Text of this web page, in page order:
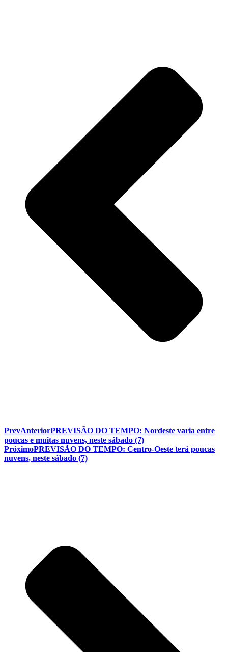
PrevAnteriorPREVISÃO DO TEMPO: Nordeste varia entre
poucas e muitas nuvens, neste sábado (7)
PróximoPREVISÃO DO TEMPO: Centro-Oeste terá poucas
nuvens, neste sábado (7)